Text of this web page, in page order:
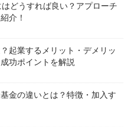
どうすれば良い？アプローチ
介！
起業するメリット・デメリッ
功ポイントを解説
金の違いとは？特徴・加入す